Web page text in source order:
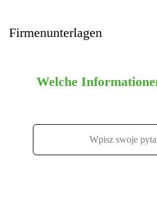
Firmenunterlagen
Welche